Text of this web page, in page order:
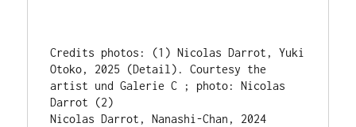
Credits photos: (1) Nicolas Darrot, Yuki
Otoko, 2025 (Detail). Courtesy the
artist und Galerie C ; photo: Nicolas
Darrot (2)
Nicolas Darrot, Nanashi-Chan, 2024